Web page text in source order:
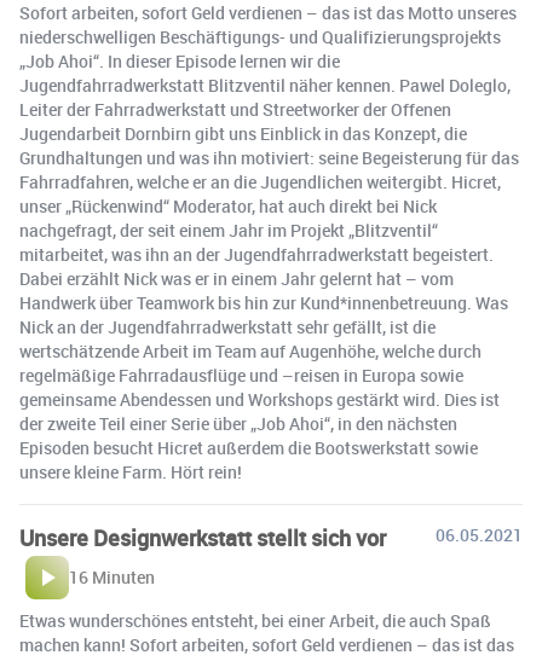
Sofort arbeiten, sofort Geld verdienen – das ist das Motto unseres
niederschwelligen Beschäftigungs- und Qualifizierungsprojekts
„Job Ahoi“. In dieser Episode lernen wir die
Jugendfahrradwerkstatt Blitzventil näher kennen. Pawel Doleglo,
Leiter der Fahrradwerkstatt und Streetworker der Offenen
Jugendarbeit Dornbirn gibt uns Einblick in das Konzept, die
Grundhaltungen und was ihn motiviert: seine Begeisterung für das
Fahrradfahren, welche er an die Jugendlichen weitergibt. Hicret,
unser „Rückenwind“ Moderator, hat auch direkt bei Nick
nachgefragt, der seit einem Jahr im Projekt „Blitzventil“
mitarbeitet, was ihn an der Jugendfahrradwerkstatt begeistert.
Dabei erzählt Nick was er in einem Jahr gelernt hat – vom
Handwerk über Teamwork bis hin zur Kund*innenbetreuung. Was
Nick an der Jugendfahrradwerkstatt sehr gefällt, ist die
wertschätzende Arbeit im Team auf Augenhöhe, welche durch
regelmäßige Fahrradausflüge und –reisen in Europa sowie
gemeinsame Abendessen und Workshops gestärkt wird. Dies ist
der zweite Teil einer Serie über „Job Ahoi“, in den nächsten
Episoden besucht Hicret außerdem die Bootswerkstatt sowie
unsere kleine Farm. Hört rein!
Unsere Designwerkstatt stellt sich vor
06.05.2021
16 Minuten
Etwas wunderschönes entsteht, bei einer Arbeit, die auch Spaß
machen kann! Sofort arbeiten, sofort Geld verdienen – das ist das